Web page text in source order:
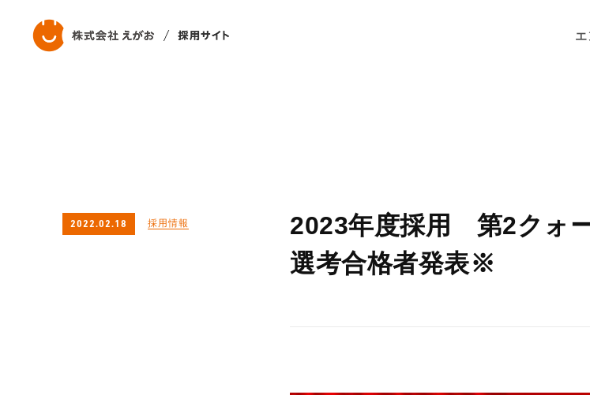
エ
2022.02.18 採用情報
2023年度採用 第2クォ
選考合格者発表※